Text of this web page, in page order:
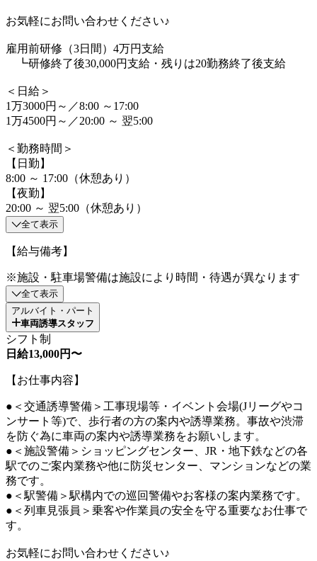
お気軽にお問い合わせください♪
雇用前研修（3日間）4万円支給
┗研修終了後30,000円支給・残りは20勤務終了後支給
＜日給＞
1万3000円～／8:00 ～17:00
1万4500円～／20:00 ～ 翌5:00
＜勤務時間＞
【日勤】
8:00 ～ 17:00（休憩あり）
【夜勤】
20:00 ～ 翌5:00（休憩あり）
全て表示
【給与備考】
※施設・駐車場警備は施設により時間・待遇が異なります
全て表示
アルバイト・パート
車両誘導スタッフ
シフト制
日給13,000円〜
【お仕事内容】
●＜交通誘導警備＞工事現場等・イベント会場(Jリーグやコ
ンサート等)で、歩行者の方の案内や誘導業務。事故や渋滞
を防ぐ為に車両の案内や誘導業務をお願いします。
●＜施設警備＞ショッピングセンター、JR・地下鉄などの各
駅でのご案内業務や他に防災センター、マンションなどの業
務です。
●＜駅警備＞駅構内での巡回警備やお客様の案内業務です。
●＜列車見張員＞乗客や作業員の安全を守る重要なお仕事で
す。
お気軽にお問い合わせください♪